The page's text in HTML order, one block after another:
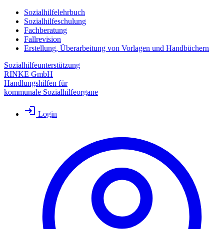
Sozialhilfelehrbuch
Sozialhilfeschulung
Fachberatung
Fallrevision
Erstellung, Überarbeitung von Vorlagen und Handbüchern
Sozialhilfeunterstützung
RINKE GmbH
Handlungshilfen für
kommunale Sozialhilfeorgane
Login